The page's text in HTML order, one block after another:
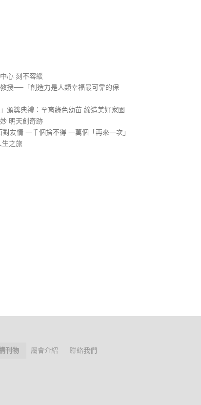
心 刻不容緩
授──「創造力是人類幸福最可靠的保
頒獎典禮：孕育綠色幼苗 締造美好家園
明天創奇跡
友情 一千個捨不得 一萬個「再來一次」
生之旅
刊物 屬會介紹 聯絡我們